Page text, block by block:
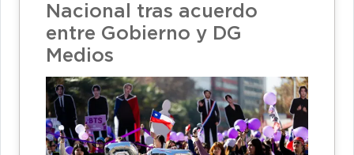
Nacional tras acuerdo
entre Gobierno y DG
Medios